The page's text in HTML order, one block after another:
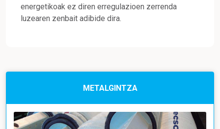
energetikoak ez diren erregulazioen zerrenda
luzearen zenbait adibide dira.
METALGINTZA